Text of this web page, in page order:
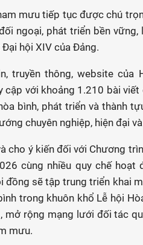
mưu tiếp tục được chú
ngoại, phát triển bền
hội XIV của Đảng.
truyền thông, website
cập với khoảng 1.210 bài
bình, phát triển và thành
chuyên nghiệp, hiện đại
cho ý kiến đối với Chương
cùng nhiều quy chế
đồng sẽ tập trung triển khai
trong khuôn khổ Lễ hội
mở rộng mạng lưới đối tác
mưu.